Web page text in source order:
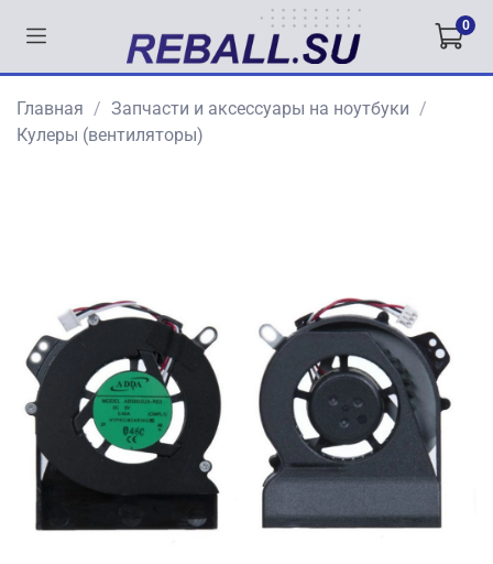
0
Главная
Запчасти и аксессуары на ноутбуки
Кулеры (вентиляторы)